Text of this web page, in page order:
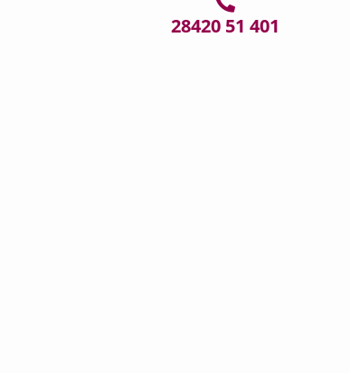
28420 51 401